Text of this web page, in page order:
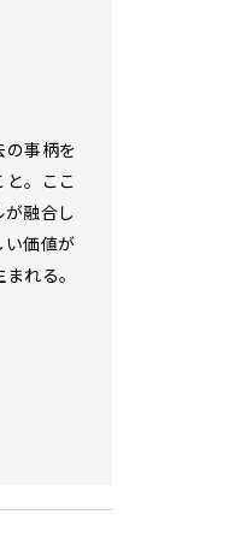
事柄を
。ここ
融合し
価値が
れる。